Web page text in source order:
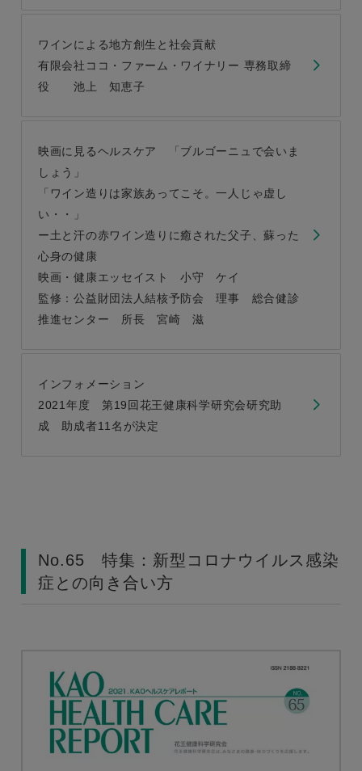
ワインによる地方創生と社会貢献
有限会社ココ・ファーム・ワイナリー 専務取締
役 池上 知恵子
映画に見るヘルスケア 「ブルゴーニュで会いま
しょう」
「ワイン造りは家族あってこそ。一人じゃ虚し
い・・」
ー土と汗の赤ワイン造りに癒された父子、蘇った
心身の健康
映画・健康エッセイスト 小守 ケイ
監修：公益財団法人結核予防会 理事 総合健診
推進センター 所長 宮崎 滋
インフォメーション
2021年度 第19回花王健康科学研究会研究助
成 助成者11名が決定
No.65 特集：新型コロナウイルス感染
症との向き合い方